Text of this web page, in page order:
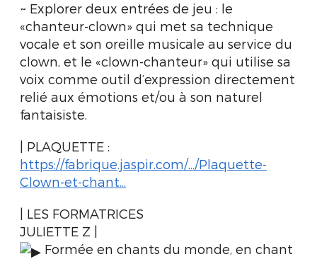
~ Explorer deux entrées de jeu : le
«chanteur-clown» qui met sa technique
vocale et son oreille musicale au service du
clown, et le «clown-chanteur» qui utilise sa
voix comme outil d’expression directement
relié aux émotions et/ou à son naturel
fantaisiste.
| PLAQUETTE :
https://fabrique.jaspir.com/.../Plaquette-
Clown-et-chant...
| LES FORMATRICES
JULIETTE Z |
Formée en chants du monde, en chant